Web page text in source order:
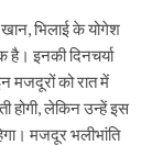
खान, भिलाई के योगेश
है। इनकी दिनचर्या
मजदूरों को रात में
होगी, लेकिन उन्हें इस
मजदूर भलीभांति